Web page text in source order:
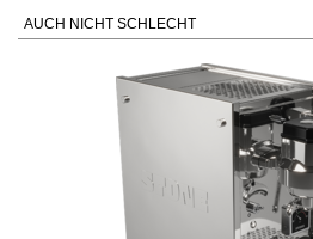
AUCH NICHT SCHLECHT